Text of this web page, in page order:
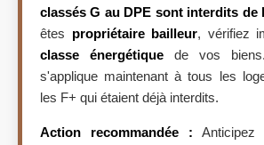
classés G au DPE sont interdits de
êtes propriétaire bailleur, vérifiez
classe énergétique de vos
s'applique maintenant à tous les
les F+ qui étaient déjà interdits.
Action recommandée : Anticipez